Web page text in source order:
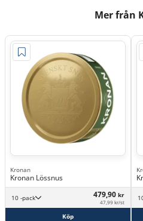
Mer från
Kronan
Kronan Lössnus
10 -pack 479,90 kr
47,99 kr/st
Köp